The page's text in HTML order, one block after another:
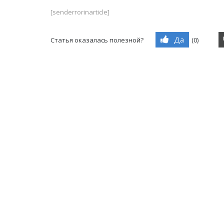
[senderrorinarticle]
Статья оказалась полезной? Да (0)